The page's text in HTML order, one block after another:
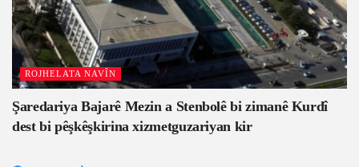
ROJHELATA NAVÎN
Şaredariya Bajarê Mezin a Stenbolê bi zimanê Kurdî
dest bi pêşkêşkirina xizmetguzariyan kir